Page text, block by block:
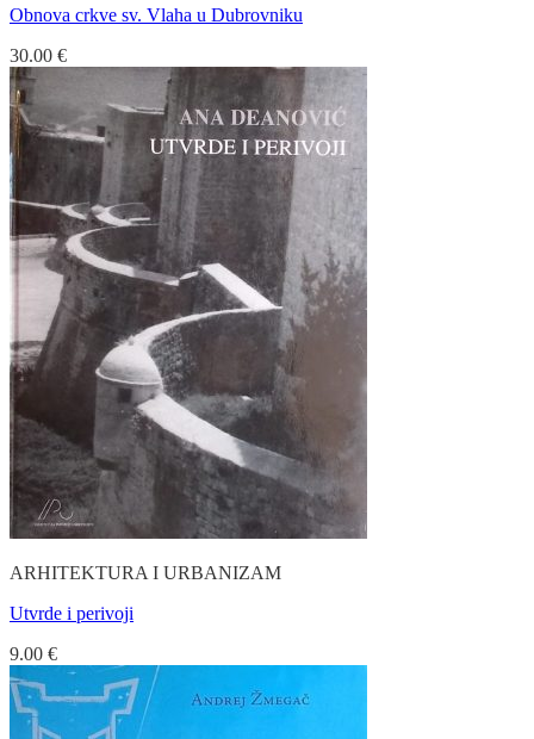
Obnova crkve sv. Vlaha u Dubrovniku
30.00 €
ARHITEKTURA I URBANIZAM
Utvrde i perivoji
9.00 €